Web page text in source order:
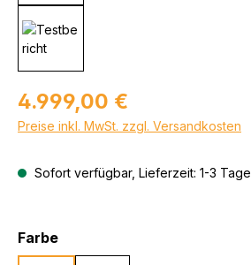
Regulärer Preis:
4.999,00 €
Preise inkl. MwSt. zzgl. Versandkosten
Sofort verfügbar, Lieferzeit: 1-3 Tage
Farbeauswählen